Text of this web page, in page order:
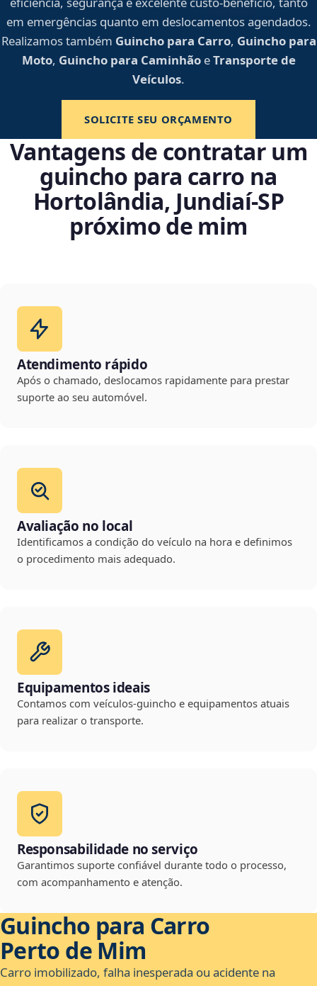
em emergências quanto em deslocamentos agendados.
Realizamos também Guincho para Carro, Guincho para
Moto, Guincho para CaminhãoeTransporte de
Veículos.
SOLICITE SEU ORÇAMENTO
Vantagens de contratar um
guincho para carro na
Hortolândia, Jundiaí‑SP
próximo de mim
Atendimento rápido
Após o chamado, deslocamos rapidamente para prestar
suporte ao seu automóvel.
Avaliação no local
Identificamos a condição do veículo na hora e definimos
o procedimento mais adequado.
Equipamentos ideais
Contamos com veículos-guincho e equipamentos atuais
para realizar o transporte.
Responsabilidade no serviço
Garantimos suporte confiável durante todo o processo,
com acompanhamento e atenção.
Guincho para Carro
Perto de Mim
Carro imobilizado, falha inesperada ou acidente na